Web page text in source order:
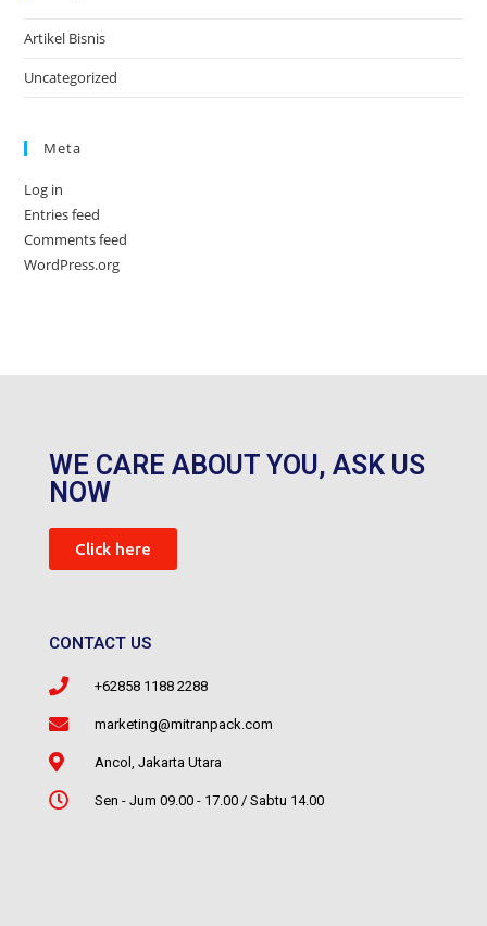
Artikel Bisnis
Uncategorized
Meta
Log in
Entries feed
Comments feed
WordPress.org
WE CARE ABOUT YOU, ASK US
NOW
Click here
CONTACT US
+62858 1188 2288
marketing@mitranpack.com
Ancol, Jakarta Utara
Sen - Jum 09.00 - 17.00 / Sabtu 14.00